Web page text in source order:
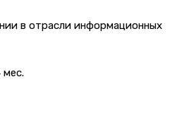
в отрасли информационных
мес.